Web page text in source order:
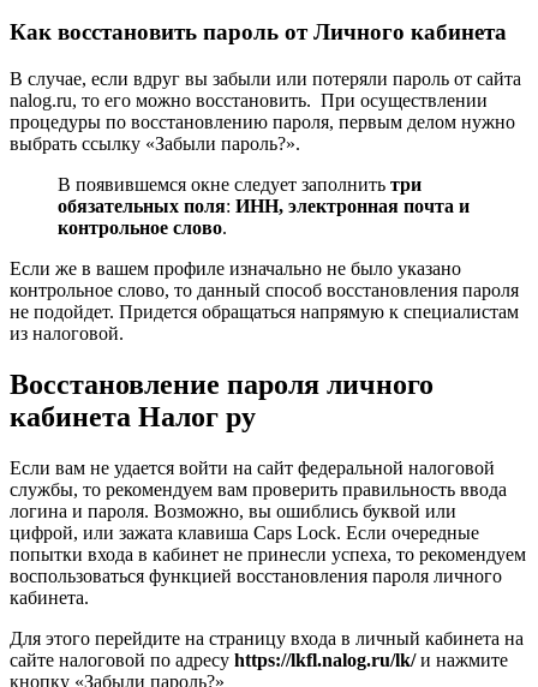
Как восстановить пароль от Личного кабинета
В случае, если вдруг вы забыли или потеряли пароль от сайта
nalog.ru, то его можно восстановить. При осуществлении
процедуры по восстановлению пароля, первым делом нужно
выбрать ссылку «Забыли пароль?».
В появившемся окне следует заполнить три
обязательных поля: ИНН, электронная почта и
контрольное слово.
Если же в вашем профиле изначально не было указано
контрольное слово, то данный способ восстановления пароля
не подойдет. Придется обращаться напрямую к специалистам
из налоговой.
Восстановление пароля личного
кабинета Налог ру
Если вам не удается войти на сайт федеральной налоговой
службы, то рекомендуем вам проверить правильность ввода
логина и пароля. Возможно, вы ошиблись буквой или
цифрой, или зажата клавиша Caps Lock. Если очередные
попытки входа в кабинет не принесли успеха, то рекомендуем
воспользоваться функцией восстановления пароля личного
кабинета.
Для этого перейдите на страницу входа в личный кабинета на
сайте налоговой по адресу https://lkfl.nalog.ru/lk/и нажмите
кнопку «Забыли пароль?»